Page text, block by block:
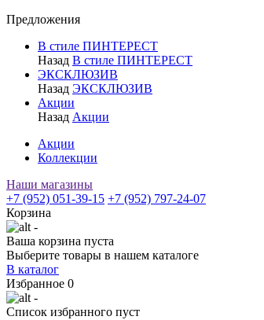
Предложения
В стиле ПИНТЕРЕСТ
Назад В стиле ПИНТЕРЕСТ
ЭКСКЛЮЗИВ
Назад ЭКСКЛЮЗИВ
Акции
Назад Акции
Акции
Коллекции
Наши магазины
+7 (952) 051-39-15 +7 (952) 797-24-07
Корзина
-
Ваша корзина пуста
Выберите товары в нашем каталоге
В каталог
Избранное 0
-
Список избранного пуст